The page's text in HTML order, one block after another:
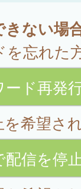
きない場
を忘れた
ード再発
希望さ
配信を停